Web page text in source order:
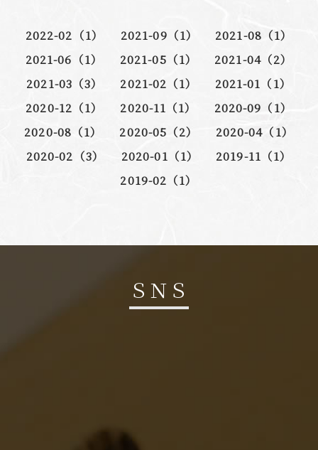
2022-02（1） 2021-09（1）
2021-08（1）
2021-06（1）
2021-05（1）
2021-04（2）
2021-03（3）
2021-02（1）
2021-01（1）
2020-12（1）
2020-11（1）
2020-09（1）
2020-08（1）
2020-05（2）
2020-04（1）
2020-02（3）
2020-01（1）
2019-11（1）
2019-02（1）
ＳＮＳ